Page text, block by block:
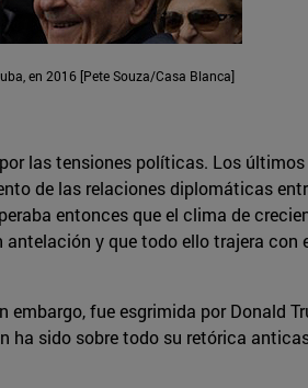
en 2016 [Pete Souza/Casa Blanca]
las tensiones políticas. Los últimos
de las relaciones diplomáticas
entonces que el clima de
y que todo ello trajera con
fue esgrimida por Donald
ha sido sobre todo su retórica